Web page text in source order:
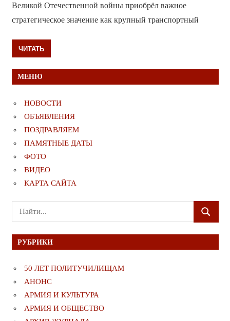
Великой Отечественной войны приобрёл важное
стратегическое значение как крупный транспортный
ЧИТАТЬ
МЕНЮ
НОВОСТИ
ОБЪЯВЛЕНИЯ
ПОЗДРАВЛЯЕМ
ПАМЯТНЫЕ ДАТЫ
ФОТО
ВИДЕО
КАРТА САЙТА
Поиск
для:
ПОИСК
РУБРИКИ
50 ЛЕТ ПОЛИТУЧИЛИЩАМ
АНОНС
АРМИЯ И КУЛЬТУРА
АРМИЯ И ОБЩЕСТВО